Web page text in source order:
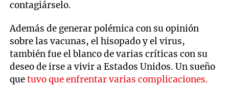
contagiárselo.
Además de generar polémica con su opinión
sobre las vacunas, el hisopado y el virus,
también fue el blanco de varias críticas con su
deseo de irse a vivir a Estados Unidos. Un sueño
quetuvo que enfrentar varias complicaciones.